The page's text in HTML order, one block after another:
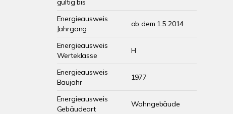
gültig bis
Energieausweis
Jahrgang
ab dem 1.5.2014
Energieausweis
Werteklasse
H
Energieausweis
Baujahr
1977
Energieausweis
Gebäudeart
Wohngebäude